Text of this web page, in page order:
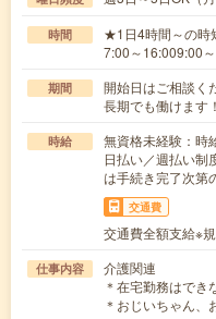
時間
★1日4時間～の時
7:00～16:009:00
期間
開始日はご相談
長期でも働けます！
時給
無資格未経験：
日払い／週払い制
は手続き完了次第
交通費
交通費全額支給※
仕事内容
介護関連
＊在宅勤務はでき
＊おじいちゃん